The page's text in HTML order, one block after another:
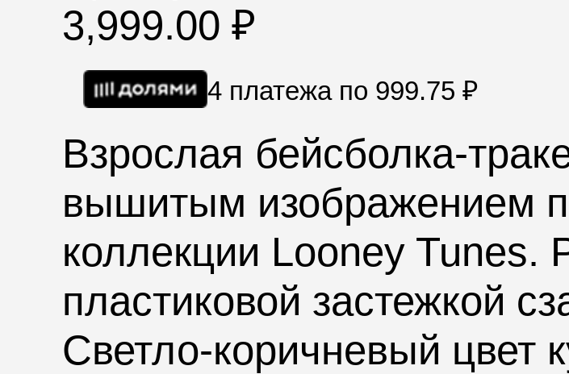
3,999.00₽
4 платежа по 999.75₽
Взрослая бейсболка-
вышитым изображением
коллекции Looney Tunes.
пластиковой застежкой
Светло-коричневый цвет